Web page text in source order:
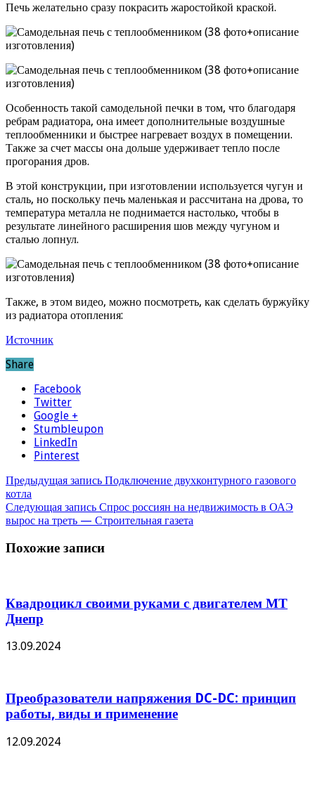
Печь желательно сразу покрасить жаростойкой краской.
Особенность такой самодельной печки в том, что благодаря
ребрам радиатора, она имеет дополнительные воздушные
теплообменники и быстрее нагревает воздух в помещении.
Также за счет массы она дольше удерживает тепло после
прогорания дров.
В этой конструкции, при изготовлении используется чугун и
сталь, но поскольку печь маленькая и рассчитана на дрова, то
температура металла не поднимается настолько, чтобы в
результате линейного расширения шов между чугуном и
сталью лопнул.
Также, в этом видео, можно посмотреть, как сделать буржуйку
из радиатора отопления:
Источник
Share
Facebook
Twitter
Google +
Stumbleupon
LinkedIn
Pinterest
Предыдущая запись Подключение двухконтурного газового
котла
Следующая запись Спрос россиян на недвижимость в ОАЭ
вырос на треть — Строительная газета
Похожие записи
Квадроцикл своими руками с двигателем МТ
Днепр
13.09.2024
Преобразователи напряжения DC-DC: принцип
работы, виды и применение
12.09.2024